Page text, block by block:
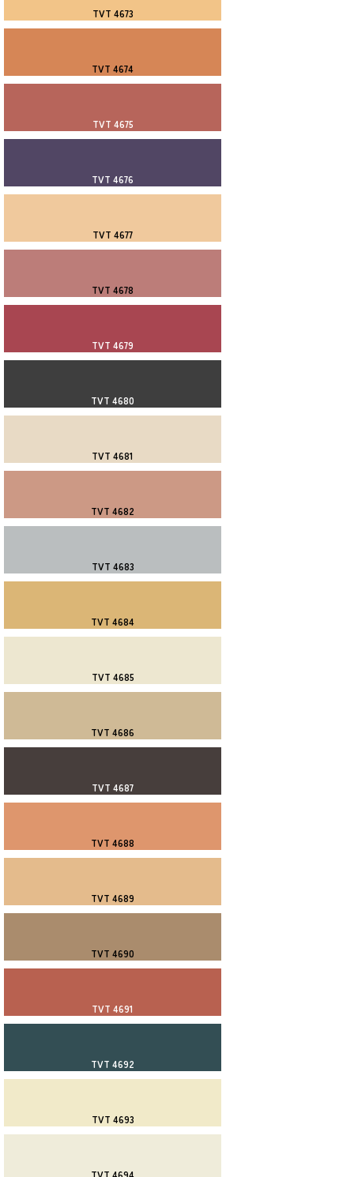
TVT 4673
TVT 4674
TVT 4675
TVT 4676
TVT 4677
TVT 4678
TVT 4679
TVT 4680
TVT 4681
TVT 4682
TVT 4683
TVT 4684
TVT 4685
TVT 4686
TVT 4687
TVT 4688
TVT 4689
TVT 4690
TVT 4691
TVT 4692
TVT 4693